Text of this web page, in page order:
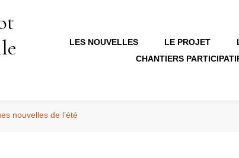
LES NOUVELLES LE PROJET
CHANTIERS
nouvelles de l’été